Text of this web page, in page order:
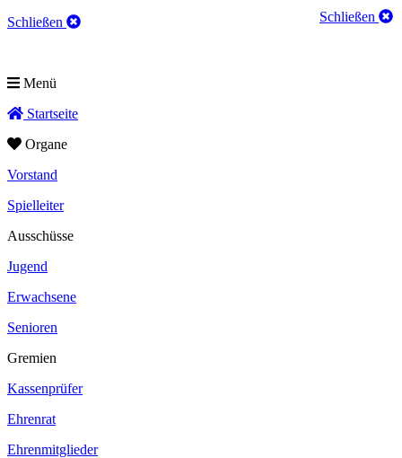
Schließen
Menü
Startseite
Organe
Vorstand
Spielleiter
Ausschüsse
Jugend
Erwachsene
Senioren
Gremien
Kassenprüfer
Ehrenrat
Ehrenmitglieder
Schließen